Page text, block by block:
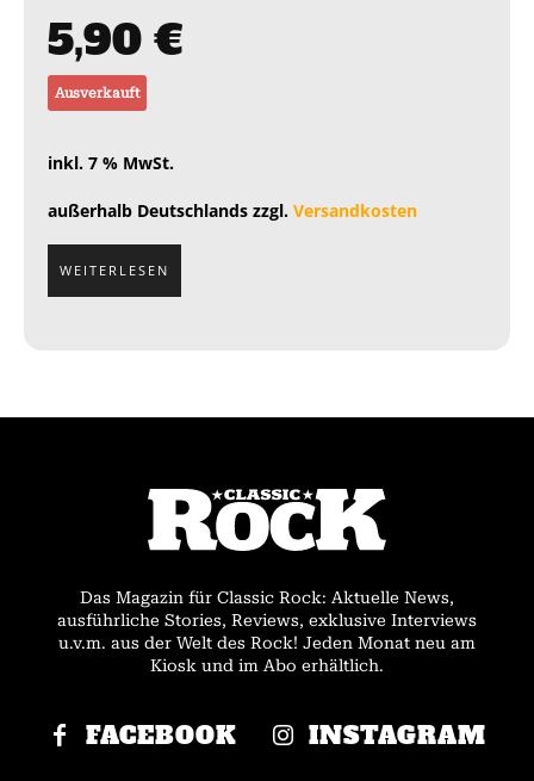
5,90 €
Ausverkauft
inkl. 7 % MwSt.
außerhalb Deutschlands zzgl. Versandkosten
WEITERLESEN
Das Magazin für Classic Rock: Aktuelle News,
ausführliche Stories, Reviews, exklusive Interviews
u.v.m. aus der Welt des Rock! Jeden Monat neu am
Kiosk und im Abo erhältlich.
FACEBOOK INSTAGRAM